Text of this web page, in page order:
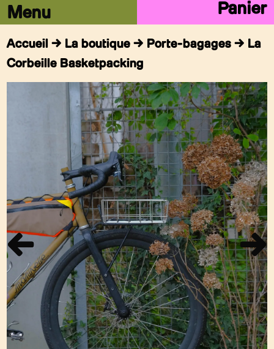
Panier
Accueil → La boutique → Porte-bagages → La
Corbeille Basketpacking